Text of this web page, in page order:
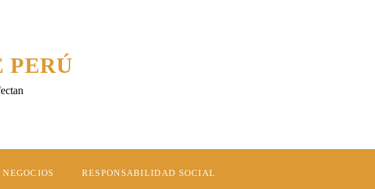
PERÚ
RESPONSABILIDAD SOCIAL